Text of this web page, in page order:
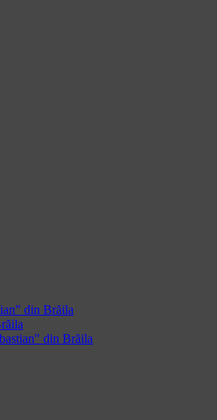
din Brăila
din Brăila